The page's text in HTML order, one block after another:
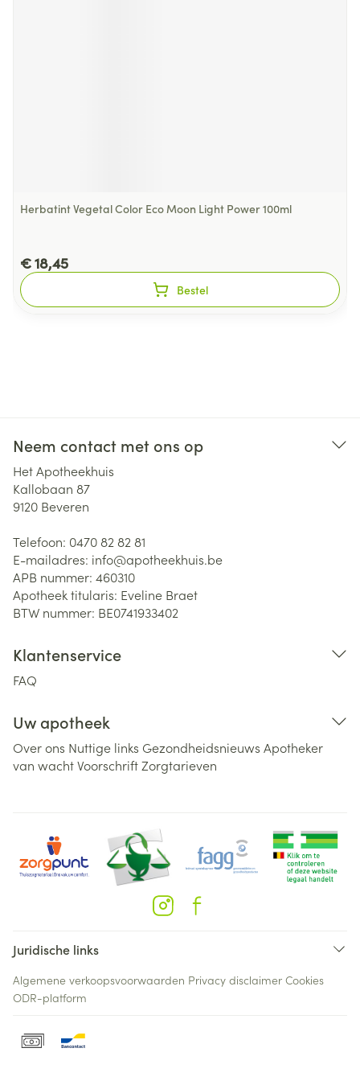
Herbatint Vegetal Color Eco Moon Light Power 100ml
€ 18,45
Bestel
Neem contact met ons op
Het Apotheekhuis
Kallobaan 87
9120 Beveren
Telefoon: 0470 82 82 81
E-mailadres: info@apotheekhuis.be
APB nummer: 460310
Apotheek titularis: Eveline Braet
BTW nummer: BE0741933402
Klantenservice
FAQ
Uw apotheek
Over ons Nuttige links Gezondheidsnieuws Apotheker
van wachtVoorschriftZorgtarieven
Juridische links
Algemene verkoopsvoorwaarden Privacy disclaimer Cookies
ODR-platform